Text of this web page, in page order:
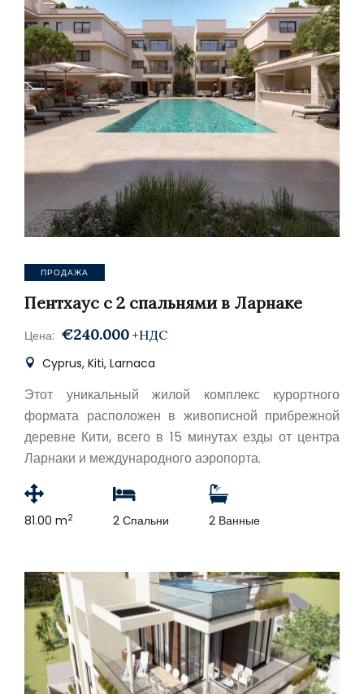
ПРОДАЖА
Пентхаус с 2 спальнями в Ларнаке
Цена: €240.000 +НДС
Cyprus, Kiti, Larnaca
Этот уникальный жилой комплекс курортного
формата расположен в живописной прибрежной
деревне Кити, всего в 15 минутах езды от центра
Ларнаки и международного аэропорта.
81.00 m2 2 Спальни 2 Ванные